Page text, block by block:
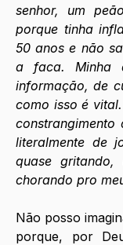
senhor, um
porque tinha
50 anos e não
a faca. Minha
informação, de
como isso é
constrangimento
literalmente de
quase gritando,
chorando pro
Não posso
porque, por